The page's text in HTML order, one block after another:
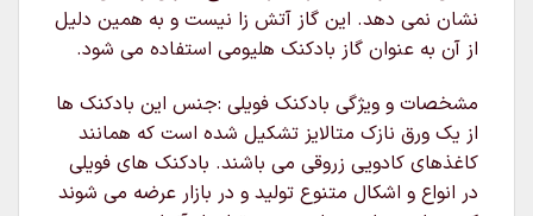
نشان نمی دهد. این گاز آتش زا نیست و به همین دلیل
از آن به عنوان گاز بادکنک هلیومی استفاده می شود.
مشخصات و ویژگی بادکنک فویلی :جنس این بادکنک ها
از یک ورق نازک متالایز تشکیل شده است که همانند
کاغذهای کادویی زروقی می باشند. بادکنک های فویلی
در انواع و اشکال متنوع تولید و در بازار عرضه می شوند